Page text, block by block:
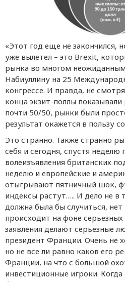
«Этот год еще не закончился,
уже вылетел – это Brexit,
рынка во многом
Набиуллину на 25
конгрессе. И правда, не
конца экзит-поллы показывали
почти 50/50, рынки были
результат окажется в пользу
Это странно. Также странно
себя и сегодня, спустя неделю
волеизъявления британских
неделю и европейские и
отыгрывают пятничный шок,
индексы растут….. И дело не в
должна была бы случиться,
происходит на фоне серьезных
заявления делают серьезные
президент Франции. Очень не
но не все ли равно каков его
Франции, на что с большой
инвестиционные игроки.